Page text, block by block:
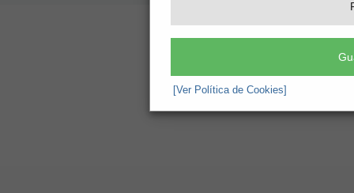
[Ver Política de Cookies]